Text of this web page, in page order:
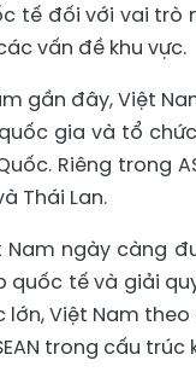
tế đối với vai
vấn đề khu vực.
gần đây, Việt
gia và tổ
Riêng trong
Thái Lan.
Nam ngày càng
quốc tế và giải
Việt Nam
trong cấu trúc